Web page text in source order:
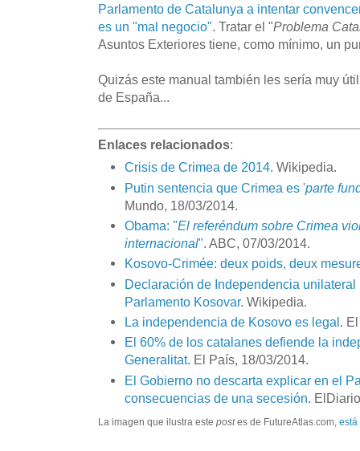
Parlamento de Catalunya a intentar
es un "mal negocio". Tratar el "Problema
Asuntos Exteriores tiene, como mínimo, un
Quizás este manual también les sería muy
de España...
Enlaces relacionados:
Crisis de Crimea de 2014. Wikipedia.
Putin sentencia que Crimea es 'parte
Mundo, 18/03/2014.
Obama: "El referéndum sobre Crimea
internacional". ABC, 07/03/2014.
Kosovo-Crimée: deux poids, deux
Declaración de Independencia
Parlamento Kosovar. Wikipedia.
La independencia de Kosovo es legal.
El 60% de los catalanes defiende la
Generalitat. El País, 18/03/2014.
El Gobierno no descarta explicar en el
consecuencias de una secesión .
La imagen que ilustra este postes de FutureAtlas.com, está